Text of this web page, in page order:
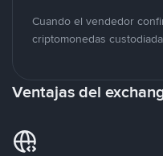
Cuando el vendedor
criptomonedas
Ventajas del